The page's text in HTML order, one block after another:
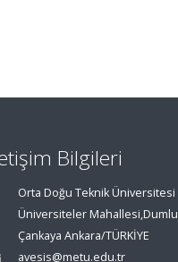
Bilgileri
Orta Doğu Teknik Üniversitesi
Üniversiteler
Çankaya Ankara/TÜRKİYE
avesis@metu.edu.tr